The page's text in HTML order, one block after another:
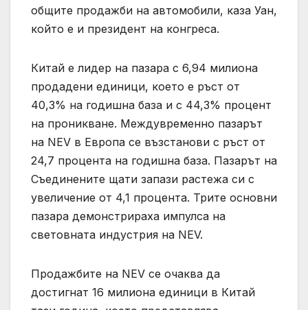
общите продажби на автомобили, каза Уан,
който е и президент на конгреса.
Китай е лидер на пазара с 6,94 милиона
продадени единици, което е ръст от
40,3% на годишна база и с 44,3% процент
на проникване. Междувременно пазарът
на NEV в Европа се възстанови с ръст от
24,7 процента на годишна база. Пазарът на
Съединените щати запази растежа си с
увеличение от 4,1 процента. Трите основни
пазара демонстрираха импулса на
световната индустрия на NEV.
Продажбите на NEV се очаква да
достигнат 16 милиона единици в Китай